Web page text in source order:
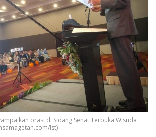
orasi di Sidang Senat Terbuka Wisuda
Ist)